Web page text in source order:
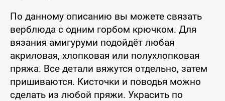
По данному описанию вы можете связать
верблюда с одним горбом крючком. Для
вязания амигуруми подойдёт любая
акриловая, хлопковая или полухлопковая
пряжа. Все детали вяжутся отдельно, затем
пришиваются. Кисточки и поводья можно
сделать из любой пряжи. Украсить по